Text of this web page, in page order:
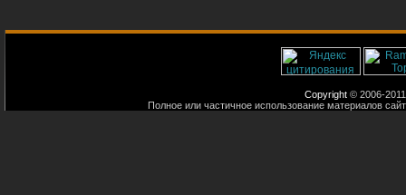
Copyright © 2006-
Полное или частичное использование материалов